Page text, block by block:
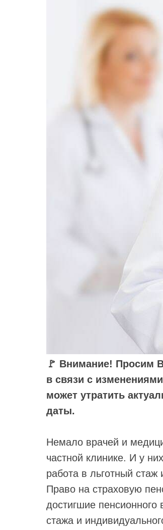
🚩 Внимание! Просим
в связи с
может утратить
даты.
Немало врачей и
частной клинике. И у
работа в льготный
Право на страховую
достигшие пенсионного
стажа и